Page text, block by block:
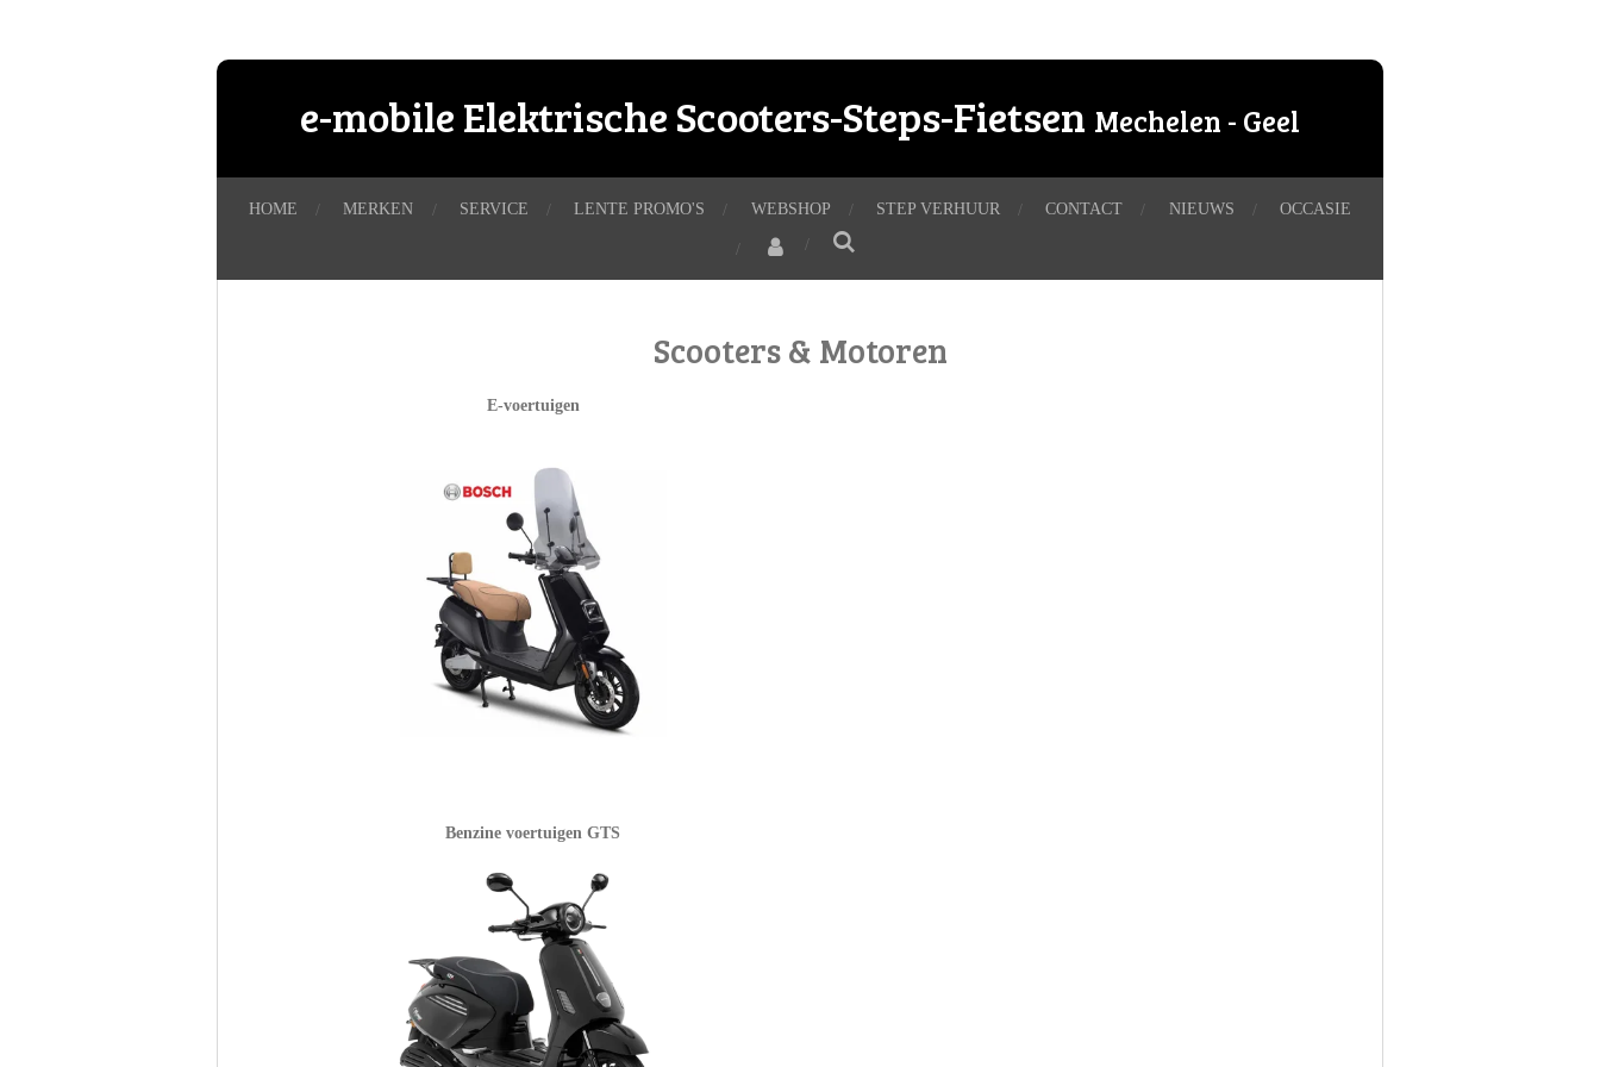
e-mobile Elektrische Scooters-Steps-Fietsen Mechelen - Geel
HOME MERKEN SERVICE LENTE PROMO'S WEBSHOP STEP VERHUUR CONTACT NIEUWS OCCASIE
Scooters & Motoren
E-voertuigen
Benzine voertuigen GTS